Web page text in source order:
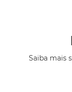
Saiba mais